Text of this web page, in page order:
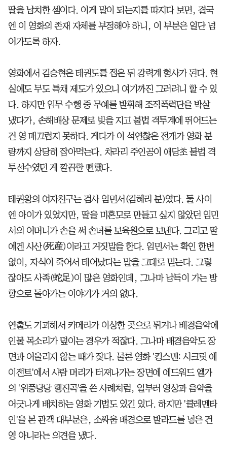
딸을 납치한 셈이다. 이게 말이 되는지를 따지다 보면, 결국
엔 이 영화의 존재 자체를 부정해야 하니, 이 부분은 일단 넘
어가도록 하자.
영화에서 김승현은 태권도를 접은 뒤 강력계 형사가 된다. 현
실에도 무도 특채 제도가 있으니 여기까진 그러려니 할 수 있
다. 하지만 임무 수행 중 무예를 발휘해 조직폭력단을 박살
냈다가, 손해배상 문제로 빚을 지고 불법 격투계에 뛰어드는
건 영 매끄럽지 못하다. 게다가 이 석연찮은 전개가 영화 분
량까지 상당히 잡아먹는다. 차라리 주인공이 애당초 불법 격
투선수였던 게 깔끔할 뻔했다.
태권왕의 여자친구는 검사 임민서(김혜리 분)였다. 둘 사이
엔 아이가 있었지만, 딸을 미혼모로 만들고 싶지 않았던 임민
서의 어머니가 손을 써 손녀를 보육원으로 보낸다. 그리고 딸
에겐 사산(死産)이라고 거짓말을 한다. 임민서는 확인 한번
없이, 자식이 죽어서 태어났다는 말을 그대로 믿는다. 그렇
잖아도 사족(蛇足)이 많은 영화인데, 그나마 납득이 가는 방
향으로 돌아가는 이야기가 거의 없다.
연출도 기괴해서 카메라가 이상한 곳으로 튀거나 배경음악에
인물 목소리가 덮이는 경우가 적잖다. 그나마 배경음악도 장
면과 어울리지 않는 때가 잦다. 물론 영화 '킹스맨: 시크릿 에
이전트'에서 사람 머리가 터져나가는 장면에 에드워드 엘가
의 '위풍당당 행진곡'을 쓴 사례처럼, 일부러 영상과 음악을
어긋나게 배치하는 영화 기법도 있긴 있다. 하지만 '클레멘타
인'을 본 관객 대부분은, 소싸움 배경으로 발라드를 넣은 건
영 아니라는 의견을 냈다.